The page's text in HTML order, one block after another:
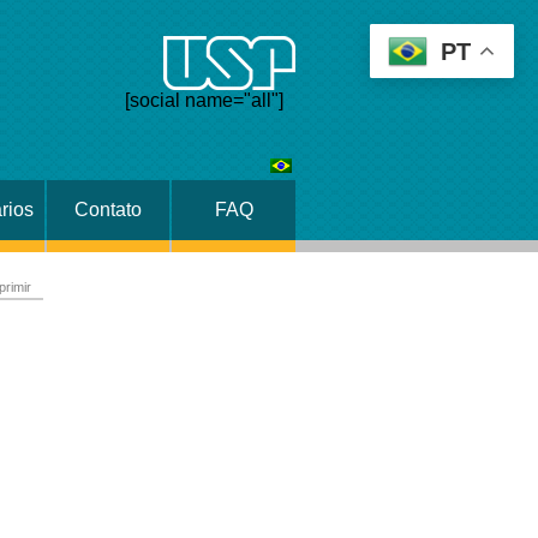
[social name="all"]
Contato FAQ
PT